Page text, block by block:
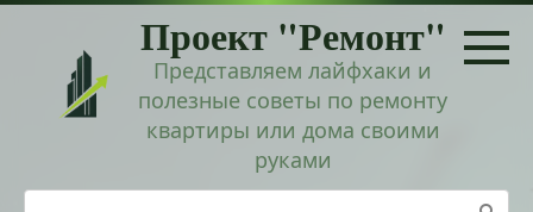
Перейти
Проект "Ремонт"
Представляем лайфхаки и
полезные советы по ремонту
квартиры или дома своими
руками
Поиск: